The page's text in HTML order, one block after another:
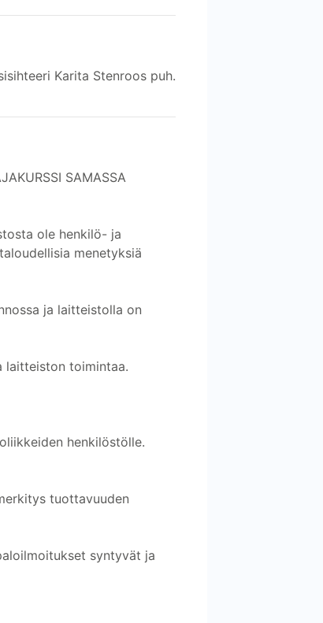
Karita Stenroos puh.
SAMASSA
ole henkilö- ja
menetyksiä
ja laitteistolla on
laitteiston toimintaa.
henkilöstölle.
tuottavuuden
syntyvät ja